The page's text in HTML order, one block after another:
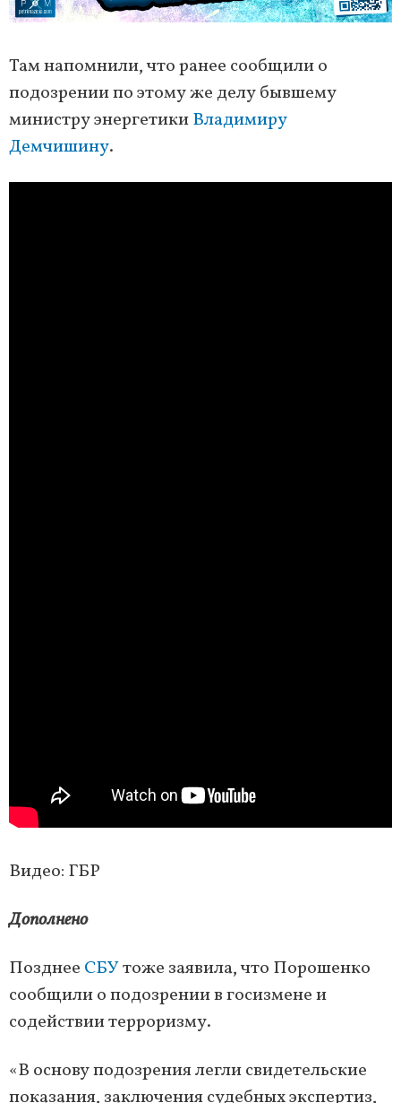
Там напомнили, что ранее сообщили о
подозрении по этому же делу бывшему
министру энергетикиВладимиру
Демчишину.
Видео: ГБР
Дополнено
Позднее СБУтоже заявила, что Порошенко
сообщили о подозрении в госизмене и
содействии терроризму.
«В основу подозрения легли свидетельские
показания, заключения судебных экспертиз,